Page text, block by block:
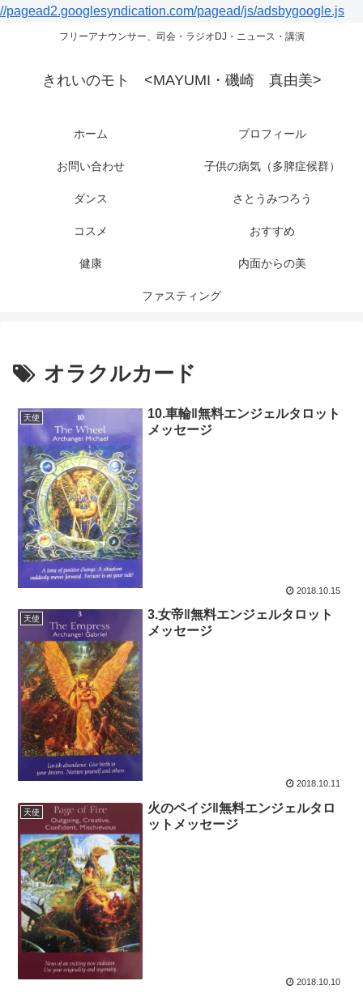
//pagead2.googlesyndication.com/pagead/js/adsbygoogle.js
フリーアナウンサー、司会・ラジオDJ・ニュース・講演
きれいのモト <MAYUMI・磯崎 真由美>
ホーム プロフィール
お問い合わせ 子供の病気（多脾症候群）
ダンス さとうみつろう
コスメ おすすめ
健康 内面からの美
ファスティング
オラクルカード
天使
10.車輪‖無料エンジェルタロット
メッセージ
2018.10.15
天使
3.女帝‖無料エンジェルタロット
メッセージ
2018.10.11
天使
火のペイジ‖無料エンジェルタロ
ットメッセージ
2018.10.10